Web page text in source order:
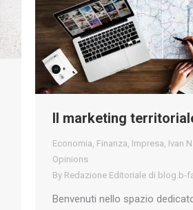
Il marketing
Economia Finanza Impresa Ivan
Opinions
By Redazione Editoriale di blog.b-
Benvenuti nello spazio